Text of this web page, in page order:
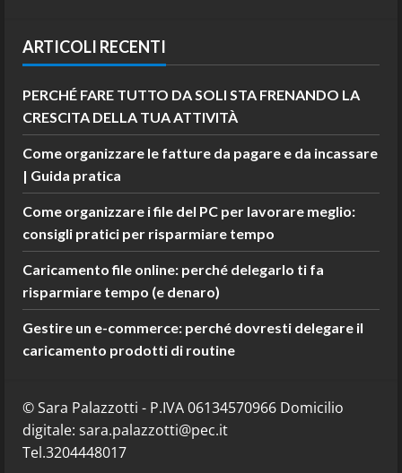
ARTICOLI RECENTI
PERCHÉ FARE TUTTO DA SOLI STA FRENANDO LA
CRESCITA DELLA TUA ATTIVITÀ
Come organizzare le fatture da pagare e da incassare
| Guida pratica
Come organizzare i file del PC per lavorare meglio:
consigli pratici per risparmiare tempo
Caricamento file online: perché delegarlo ti fa
risparmiare tempo (e denaro)
Gestire un e-commerce: perché dovresti delegare il
caricamento prodotti di routine
© Sara Palazzotti - P.IVA 06134570966 Domicilio
digitale: sara.palazzotti@pec.it
Tel.3204448017